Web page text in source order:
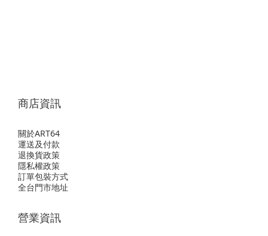
商店資訊
關於ART64
運送及付款
退換貨政策
隱私權政策
訂單包裝方式
全台門市地址
營業資訊